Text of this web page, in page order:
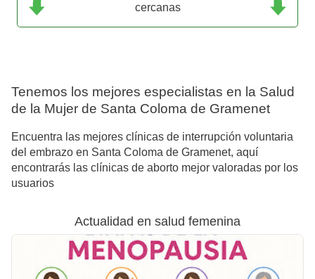
cercanas
Tenemos los mejores especialistas en la Salud
de la Mujer de Santa Coloma de Gramenet
Encuentra las mejores clínicas de interrupción voluntaria
del embrazo en Santa Coloma de Gramenet, aquí
encontrarás las clínicas de aborto mejor valoradas por los
usuarios
Actualidad en salud femenina